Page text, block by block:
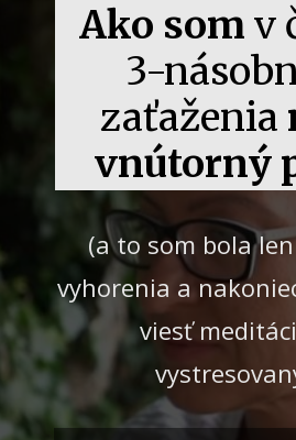
Ako som v
3-
zaťaženia
vnútorný
(a to som bola
vyhorenia a
viesť